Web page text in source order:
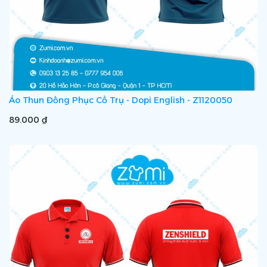
Áo Thun Đồng Phục Cổ Trụ - Dopi English - Z1120050
89.000 ₫